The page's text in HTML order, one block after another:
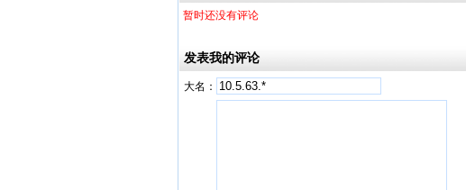
暂时还没有评论
发表我的评论
大名：